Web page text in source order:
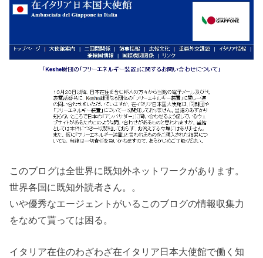
このブログは全世界に既知外ネットワークがあります。
世界各国に既知外読者さん。。
いや優秀なエージェントがいるこのブログの情報収集力
をなめて貰っては困る。
イタリア在住のわざわざ在イタリア日本大使館で働く知